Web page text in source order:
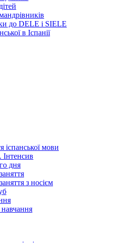
до DELE і SIELE
в Іспанії
іспанської мови
Інтенсив
дня
з носієм